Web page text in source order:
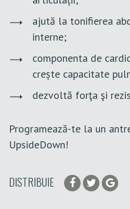
ajută la tonifierea
interne;
componenta de
crește capacitate
dezvoltă forţa şi
Programează-te la un
UpsideDown!
DISTRIBUIE